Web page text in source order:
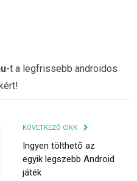
-t a legfrissebb androidos
KÖVETKEZŐ CIKK
Ingyen tölthető az
egyik legszebb Android
játék